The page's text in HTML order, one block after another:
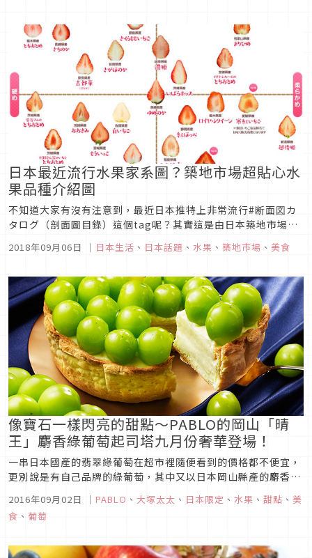
日本最近流行水果家系圖？築地市場超貼心水
果品種介紹圖
不知道大家有沒有注意到，最近日本推特上非常流行#断面図カ
タログ（剖面圖目錄）這個tag呢？其實這是由日本築地市場所
斷面圖，用來辨識同樣但不同品種的水果，一張小小的剖面圖目
水果品種怎麼分！趣...
2018年09月06日 ｜ 日本生活 、 日本話題 、 水果 、 築地市場 、 美食
像寶石一樣閃亮的甜點～PABLO的岡山「晴
王」麝香綠葡萄起司塔九月份奢華登場！
一串日本國產的翡翠綠葡萄在超市裡隨便看到的價格都不便宜，
更別說是有自己品牌的綠葡萄，其中又以日本岡山縣產的麝香綠
2016年09月02日 ｜ PABLO 、 大塚太太 、 日本限定 、 水果 、 甜點 、 美
食 、 葡萄